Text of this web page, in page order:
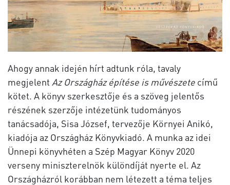
Ahogy annak idején hírt adtunk róla, tavaly
megjelent Az Országház építése is művészete című
kötet. A könyv szerkesztője és a szöveg jelentős
részének szerzője intézetünk tudományos
tanácsadója, Sisa József, tervezője Környei Anikó,
kiadója az Országház Könyvkiadó. A munka az idei
Ünnepi könyvhéten a Szép Magyar Könyv 2020
verseny miniszterelnök különdíját nyerte el. Az
Országházról korábban nem létezett a téma teljes